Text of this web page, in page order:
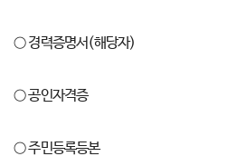
○ 경력증명서(해당자)
○ 공인자격증
○ 주민등록등본